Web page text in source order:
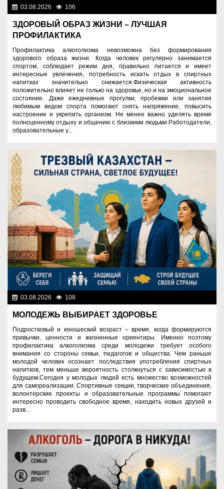
03.08.2026 106
ЗДОРОВЫЙ ОБРАЗ ЖИЗНИ – ЛУЧШАЯ
ПРОФИЛАКТИКА
Профилактика алкоголизма невозможна без формирования
здорового образа жизни. Когда человек регулярно занимается
спортом, соблюдает режим дня, правильно питается и имеет
интересные увлечения, потребность искать отдых в спиртных
напитках значительно снижается.Физическая активность
положительно влияет не только на здоровье, но и на эмоциональное
состояние. Даже ежедневные прогулки, пробежки или занятия
любимым видом спорта помогают снять напряжение, повысить
настроение и укрепить организм. Не менее важно уделять время
полноценному отдыху и общению с близкими людьми.Работодатели,
образовательные у...
03.08.2026 108
МОЛОДЕЖЬ ВЫБИРАЕТ ЗДОРОВЬЕ
Подростковый и юношеский возраст – время, когда формируются
привычки, ценности и жизненные ориентиры. Именно поэтому
профилактика алкоголизма среди молодежи требует особого
внимания со стороны семьи, педагогов и общества. Чем раньше
молодой человек осознает последствия употребления спиртных
напитков, тем меньше вероятность столкнуться с зависимостью в
будущем.Сегодня у молодых людей есть множество возможностей
для самореализации. Спортивные секции, творческие объединения,
волонтерские проекты и образовательные программы помогают
интересно проводить свободное время, находить новых друзей и
разв...